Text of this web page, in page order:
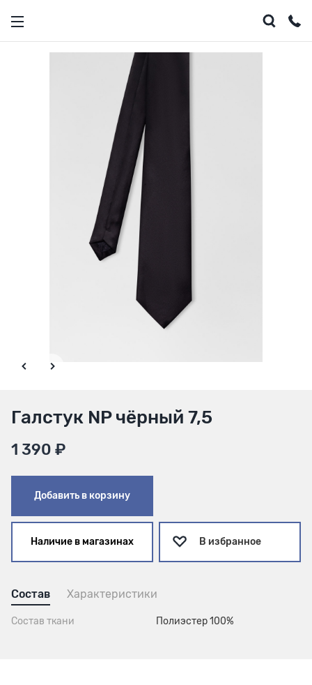
Галстук NP чёрный 7,5
1 390 ₽
Добавить в корзину
Наличие в магазинах В избранное
Состав Характеристики
Состав ткани Полиэстер 100%